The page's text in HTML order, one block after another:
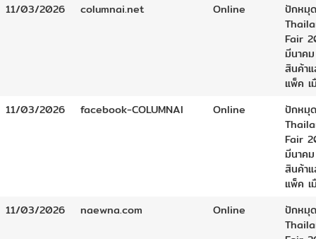
11/03/2026
columnai.net Online
ปักหมุ
Fair
มีนาค
สินค้า
แพ็ค เ
11/03/2026
facebook-COLUMNAI Online
ปักหมุ
Fair
มีนาค
สินค้า
แพ็ค เ
11/03/2026
naewna.com Online
ปักหมุ